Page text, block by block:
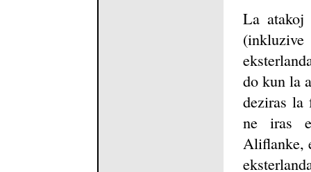
La atakoj
do kun la
deziras la
ne iras
Aliflanke,